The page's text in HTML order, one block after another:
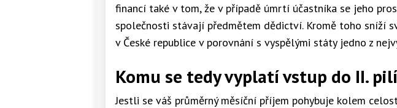
financí také v tom, že v případě úmrtí účastníka se jeho
společnosti stávají předmětem dědictví. Kromě toho sníží
v České republice v porovnání s vyspělými státy jedno z
Komu se tedy vyplatí vstup do II.
Jestli se váš průměrný měsíční příjem pohybuje kolem